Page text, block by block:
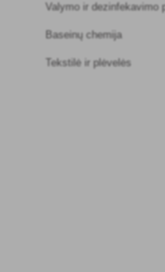
Valymo ir dezinfekavimo
Baseinų chemija
Tekstilė ir plėvelės